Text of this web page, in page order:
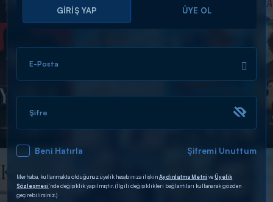
ARAMA SONUÇLARI
DİĞER SONUÇLAR
GİRİŞ YAP ÜYE OL
E-Posta
Şifre
Beni Hatırla Şifremi Unuttum
Merhaba, kullanmakta olduğunuz üyelik hesabınıza ilişkinAydınlatma Metni veÜyelik
Sözleşmesi’nde değişiklik yapılmıştır. (İlgili değişiklikleri bağlantıları kullanarak gözden
geçirebilirsiniz.)